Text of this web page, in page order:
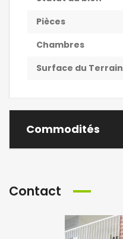
Pièces
Chambres
Surface du Terrain
Commodités
Contact